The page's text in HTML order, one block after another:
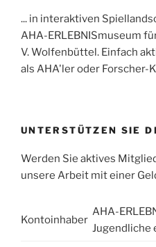
... in interaktiven
AHA-ERLEBNISmuseum
V. Wolfenbüttel. Einfach
als AHA'ler oder Forscher-
UNTERSTÜTZEN SIE
Werden Sie aktives
unsere Arbeit mit einer
Kontoinhaber
AHA-
Jugendliche